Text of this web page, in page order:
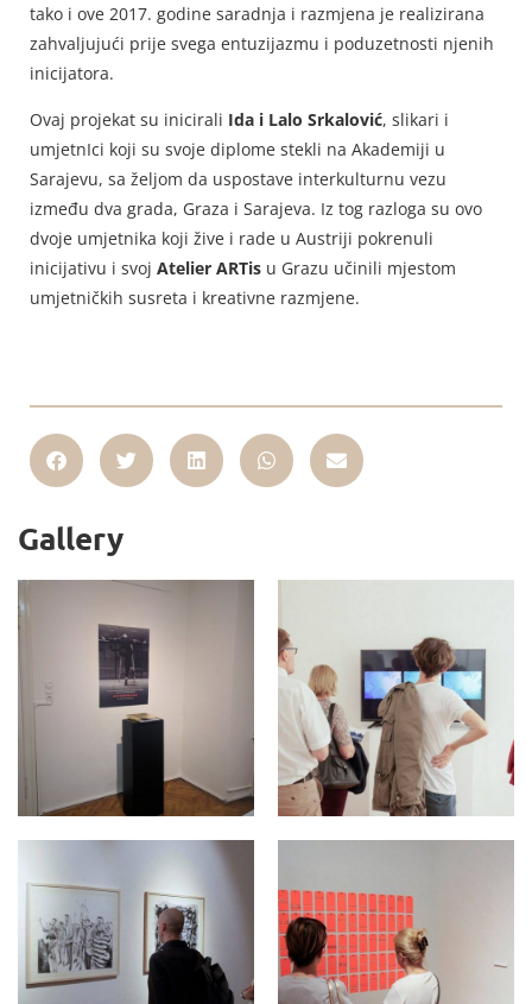
tako i ove 2017. godine saradnja i razmjena je realizirana
zahvaljujući prije svega entuzijazmu i poduzetnosti njenih
inicijatora.
Ovaj projekat su inicirali Ida i Lalo Srkalović, slikari i
umjetnIci koji su svoje diplome stekli na Akademiji u
Sarajevu, sa željom da uspostave interkulturnu vezu
između dva grada, Graza i Sarajeva. Iz tog razloga su ovo
dvoje umjetnika koji žive i rade u Austriji pokrenuli
inicijativu i svoj Atelier ARTis u Grazu učinili mjestom
umjetničkih susreta i kreativne razmjene.
Gallery